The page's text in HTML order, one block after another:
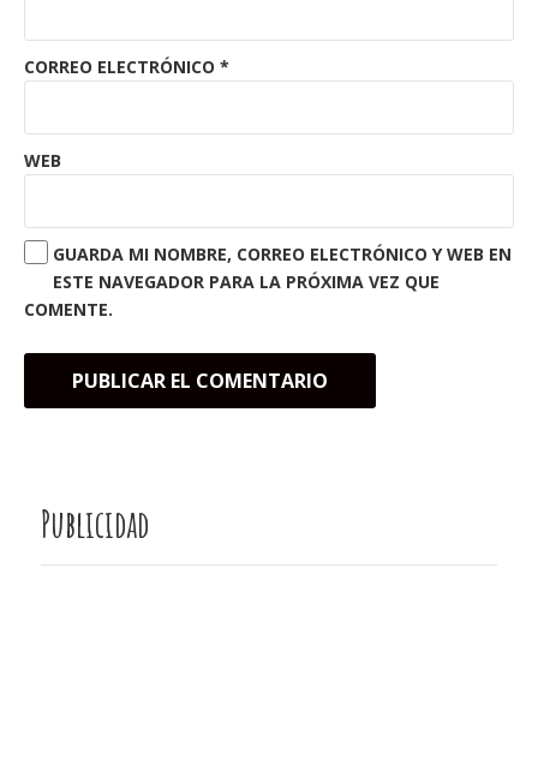
CORREO ELECTRÓNICO *
WEB
GUARDA MI NOMBRE, CORREO ELECTRÓNICO Y WEB EN
ESTE NAVEGADOR PARA LA PRÓXIMA VEZ QUE
COMENTE.
Publicidad